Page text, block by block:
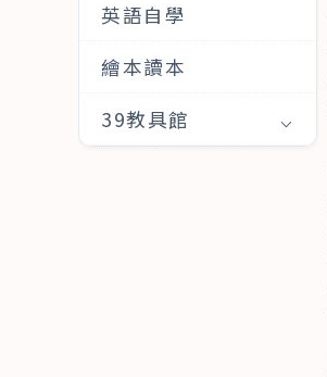
英語自學
繪本讀本
39教具館